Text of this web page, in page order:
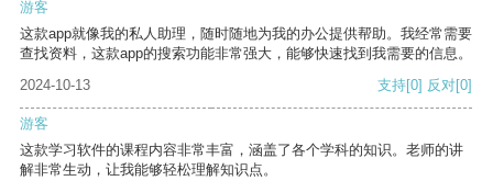
游客
这款app就像我的私人助理，随时随地为我的办公提供帮助。我经常需要
查找资料，这款app的搜索功能非常强大，能够快速找到我需要的信息。
2024-10-13
支持[0] 反对[0]
游客
这款学习软件的课程内容非常丰富，涵盖了各个学科的知识。老师的讲
解非常生动，让我能够轻松理解知识点。